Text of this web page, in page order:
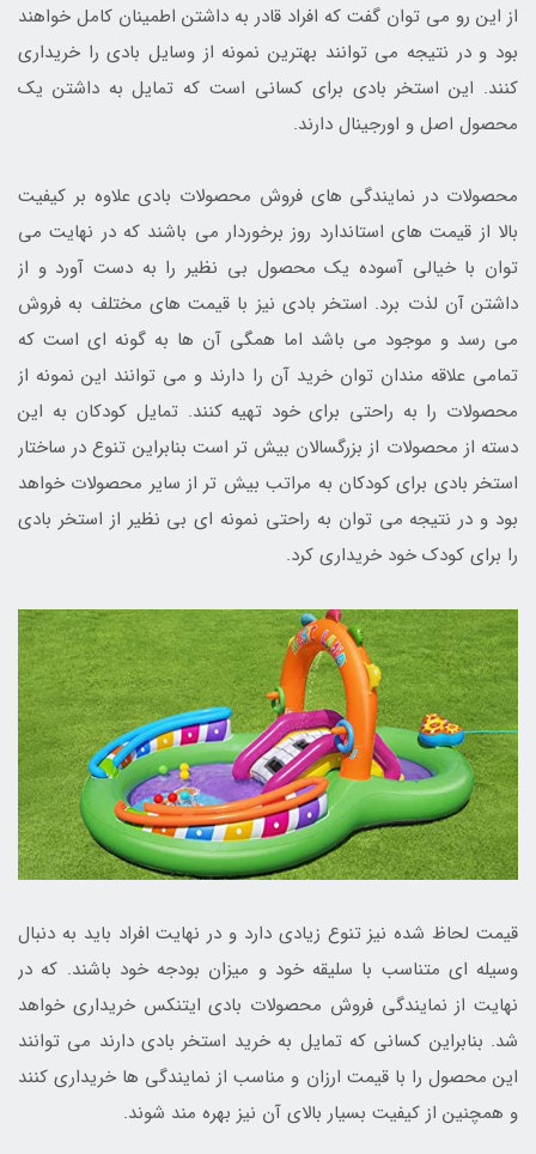
از این رو می توان گفت که افراد قادر به داشتن اطمینان کامل خواهند
بود و در نتیجه می توانند بهترین نمونه از وسایل بادی را خریداری
کنند. این استخر بادی برای کسانی است که تمایل به داشتن یک
محصول اصل و اورجینال دارند.
محصولات در نمایندگی های فروش محصولات بادی علاوه بر کیفیت
بالا از قیمت های استاندارد روز برخوردار می باشند که در نهایت می
توان با خیالی آسوده یک محصول بی نظیر را به دست آورد و از
داشتن آن لذت برد. استخر بادی نیز با قیمت های مختلف به فروش
می رسد و موجود می باشد اما همگی آن ها به گونه ای است که
تمامی علاقه مندان توان خرید آن را دارند و می توانند این نمونه از
محصولات را به راحتی برای خود تهیه کنند. تمایل کودکان به این
دسته از محصولات از بزرگسالان بیش تر است بنابراین تنوع در ساختار
استخر بادی برای کودکان به مراتب بیش تر از سایر محصولات خواهد
بود و در نتیجه می توان به راحتی نمونه ای بی نظیر از استخر بادی
را برای کودک خود خریداری کرد.
قیمت لحاظ شده نیز تنوع زیادی دارد و در نهایت افراد باید به دنبال
وسیله ای متناسب با سلیقه خود و میزان بودجه خود باشند. که در
نهایت از نمایندگی فروش محصولات بادی ایتنکس خریداری خواهد
شد. بنابراین کسانی که تمایل به خرید استخر بادی دارند می توانند
این محصول را با قیمت ارزان و مناسب از نمایندگی ها خریداری کنند
و همچنین از کیفیت بسیار بالای آن نیز بهره مند شوند.